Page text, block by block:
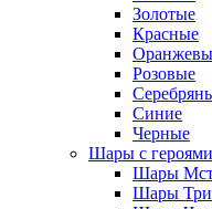
Золотые
Красные
Розовые
Синие
Черные
Шары с героями
Шары
Шары Три